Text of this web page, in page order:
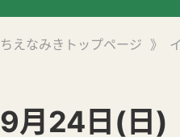
ちえなみきトップページ 》
9月24日(日)